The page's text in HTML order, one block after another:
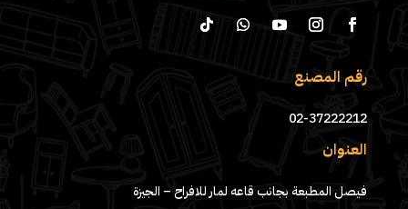
رقم المصنع
02-37222212
العنوان
فيصل المطبعة بجانب قاعه لمار للافراح – الجيزة